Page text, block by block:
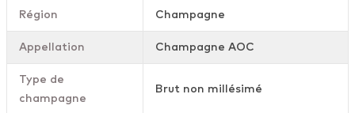
Région Champagne
Appellation Champagne AOC
Type de
champagne
Brut non millésimé